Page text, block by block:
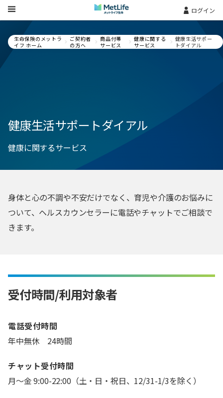
Skip Navigation ログイン
生命保険のメットラ
イフ ホーム
ご契約者
の方へ
商品付帯
サービス
健康に関する
サービス
健康生活サポー
トダイアル
健康生活サポートダイアル
健康に関するサービス
身体と心の不調や不安だけでなく、育児や介護のお悩みに
ついて、ヘルスカウンセラーに電話やチャットでご相談で
きます。
受付時間/利用対象者
電話受付時間
年中無休 24時間
チャット受付時間
月～金 9:00-22:00（土・日・祝日、12/31-1/3を除く）